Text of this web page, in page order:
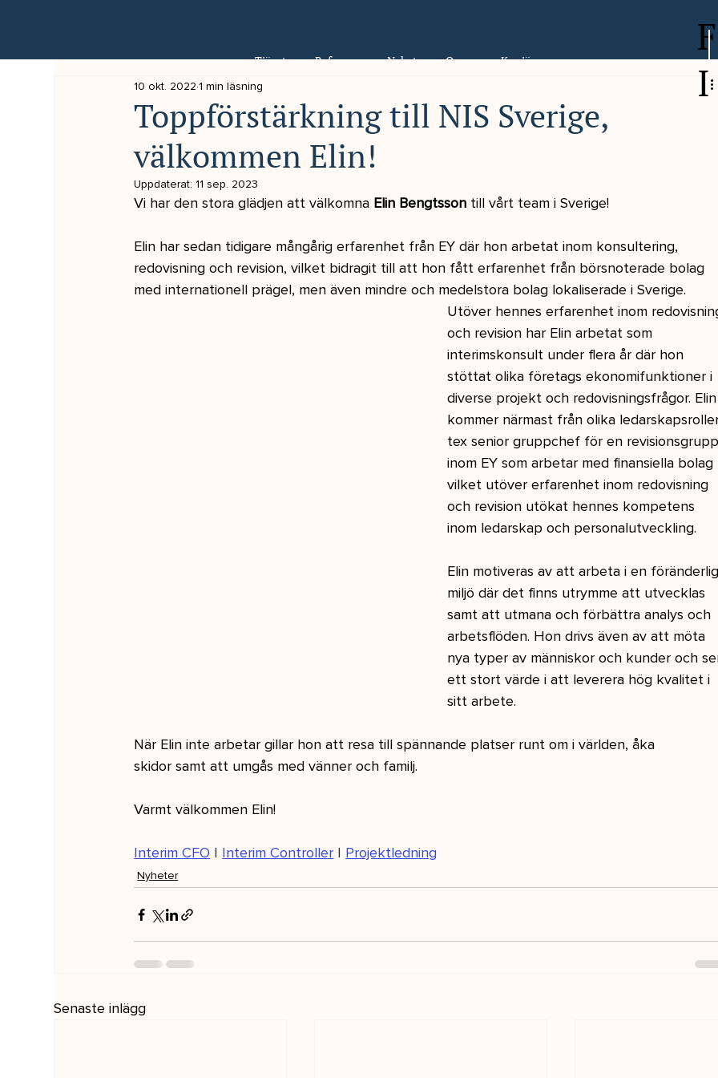
Tjänster Referenser Nyheter Om oss Karriär
F
I
Toppförstärkning till NIS Sverige,
välkommen Elin!
10 okt. 2022 1 min läsning
Uppdaterat:11 sep. 2023
Vi har den stora glädjen att välkomna Elin Bengtsson till vårt team i Sverige!
Elin har sedan tidigare mångårig erfarenhet från EY där hon arbetat inom konsultering,
redovisning och revision, vilket bidragit till att hon fått erfarenhet från börsnoterade bolag
med internationell prägel, men även mindre och medelstora bolag lokaliserade i Sverige.
Utöver hennes erfarenhet inom
och revision har Elin arbetat som
interimskonsult under flera år där hon
stöttat olika företags ekonomifunktioner i
diverse projekt och redovisningsfrågor. Elin
kommer närmast från olika
tex senior gruppchef för en revisionsgrupp
inom EY som arbetar med finansiella bolag
vilket utöver erfarenhet inom redovisning
och revision utökat hennes kompetens
inom ledarskap och personalutveckling.
Elin motiveras av att arbeta i en föränderlig
miljö där det finns utrymme att utvecklas
samt att utmana och förbättra analys och
arbetsflöden. Hon drivs även av att möta
nya typer av människor och kunder och
ett stort värde i att leverera hög kvalitet i
sitt arbete.
När Elin inte arbetar gillar hon att resa till spännande platser runt om i världen, åka
skidor samt att umgås med vänner och familj.
Varmt välkommen Elin!
Interim CFO | Interim Controller | Projektledning
Nyheter
Senaste inlägg